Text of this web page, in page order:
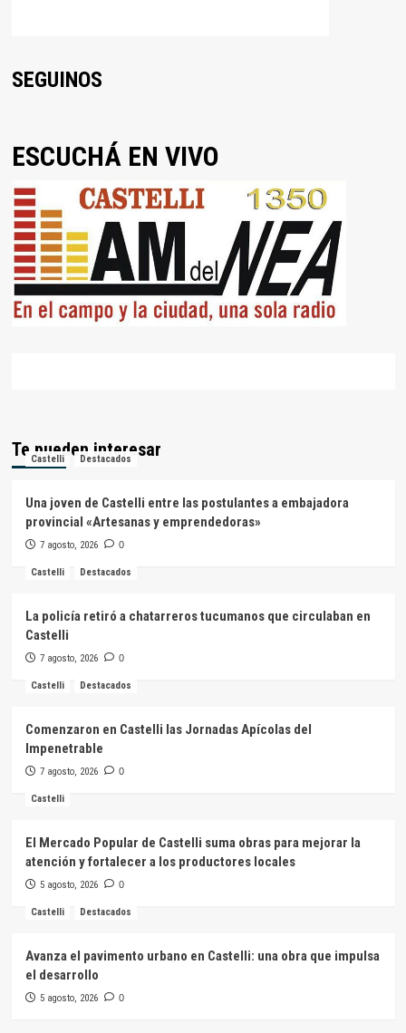
SEGUINOS
ESCUCHÁ EN VIVO
Te pueden interesar
Castelli Destacados
Una joven de Castelli entre las postulantes a embajadora
provincial «Artesanas y emprendedoras»
7 agosto, 2026 0
Castelli Destacados
La policía retiró a chatarreros tucumanos que circulaban en
Castelli
7 agosto, 2026 0
Castelli Destacados
Comenzaron en Castelli las Jornadas Apícolas del
Impenetrable
7 agosto, 2026 0
Castelli
El Mercado Popular de Castelli suma obras para mejorar la
atención y fortalecer a los productores locales
5 agosto, 2026 0
Castelli Destacados
Avanza el pavimento urbano en Castelli: una obra que impulsa
el desarrollo
5 agosto, 2026 0